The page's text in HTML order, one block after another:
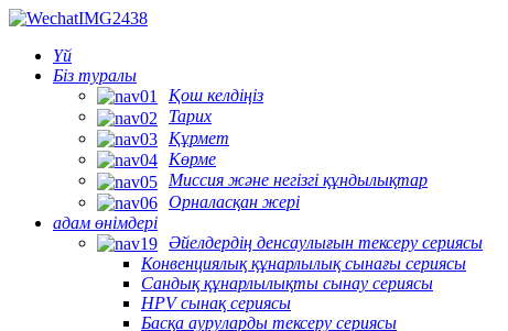
Үй
Біз туралы
Қош келдіңіз
Тарих
Құрмет
Көрме
Миссия және негізгі құндылықтар
Орналасқан жері
адам өнімдері
Әйелдердің денсаулығын тексеру сериясы
Конвенциялық құнарлылық сынағы сериясы
Сандық құнарлылықты сынау сериясы
HPV сынақ сериясы
Басқа ауруларды тексеру сериясы